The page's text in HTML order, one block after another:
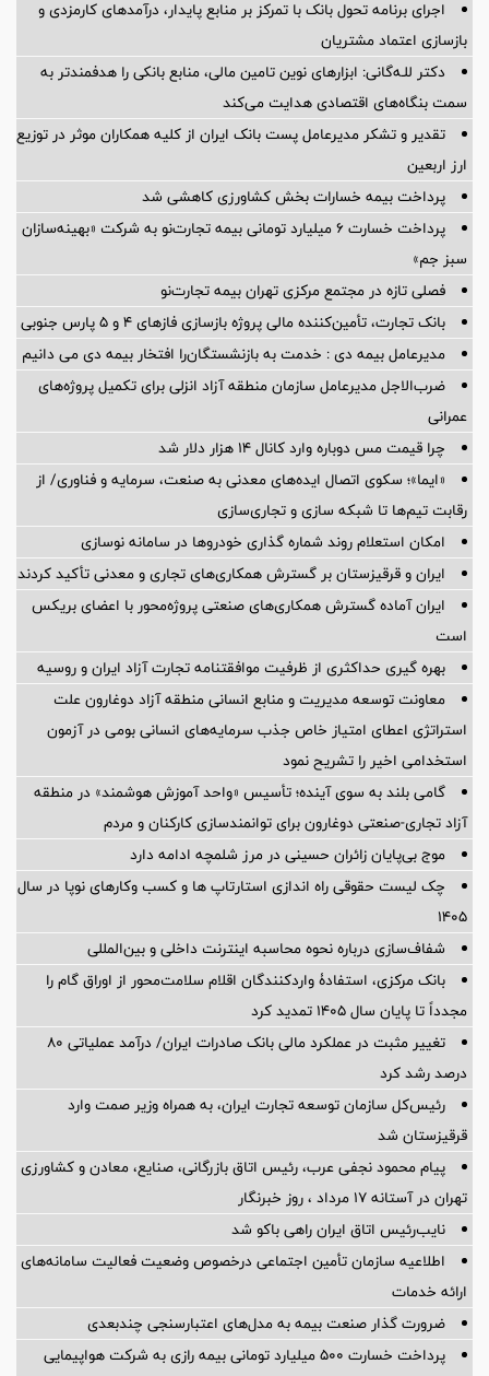
اجرای برنامه تحول بانک با تمرکز بر منابع پایدار، درآمدهای کارمزدی و
بازسازی اعتماد مشتریان
دکتر للـه‌گانی: ابزارهای نوین تامین مالی، منابع بانکی را هدفمندتر به
سمت بنگاه‌های اقتصادی هدایت می‌کند
تقدیر و تشکر مدیرعامل پست بانک ایران از کلیه همکاران موثر در توزیع
ارز اربعین
پرداخت بیمه خسارات بخش کشاورزی کاهشی شد
پرداخت خسارت ۶ میلیارد تومانی بیمه تجارت‌نو به شرکت «بهینه‌سازان
سبز جم»
فصلی تازه در مجتمع مرکزی تهران بیمه تجارت‌نو
بانک تجارت، تأمین‌کننده مالی پروژه بازسازی فازهای ۴ و ۵ پارس جنوبی
مدیرعامل بیمه دی : خدمت به بازنشستگان‌را افتخار بیمه دی می دانیم
ضرب‌الاجل مدیرعامل سازمان منطقه آزاد انزلی برای تكمیل پروژه‌های
عمرانی
چرا قیمت مس دوباره وارد کانال ۱۴ هزار دلار شد
«ایما»؛ سکوی اتصال ایده‌های معدنی به صنعت، سرمایه و فناوری/ از
رقابت تیم‌ها تا شبکه سازی و تجاری‌سازی
امکان استعلام روند شماره گذاری خودروها در سامانه نوسازی
ایران و قرقیزستان بر گسترش همکاری‌های تجاری و معدنی تأکید کردند
ایران آماده گسترش همکاری‌های صنعتی پروژه‌محور با اعضای بریکس
است
بهره گیری حداکثری از ظرفیت موافقتنامه تجارت آزاد ایران و روسیه
معاونت توسعه مدیریت و منابع انسانی منطقه آزاد دوغارون علت
استراتژی اعطای امتیاز خاص جذب سرمایه‌های انسانی بومی در آزمون
استخدامی اخیر را تشریح نمود
گامی بلند به سوی آینده؛ تأسیس «واحد آموزش هوشمند» در منطقه
آزاد تجاری-صنعتی دوغارون برای توانمندسازی کارکنان و مردم
موج بی‌پایان زائران حسینی در مرز شلمچه ادامه دارد
چک لیست حقوقی راه اندازی استارتاپ ها و کسب وکارهای نوپا در سال
۱۴۰۵
شفاف‌سازی درباره نحوه محاسبه اینترنت داخلی و بین‌المللی
بانک مرکزی، استفادۀ واردکنندگان اقلام سلامت‌محور از اوراق گام را
مجدداً تا پایان سال ۱۴۰۵ تمدید کرد
تغییر مثبت در عملکرد مالی بانک صادرات ایران/ درآمد عملیاتی 80
درصد رشد کرد
رئیس‌کل سازمان توسعه تجارت ایران، به همراه وزیر صمت وارد
قرقیزستان شد
پیام محمود نجفی عرب، رئیس اتاق بازرگانی، صنایع، معادن و کشاورزی
تهران در آستانه 17 مرداد ، روز خبرنگار
نایب‌رئیس اتاق ایران راهی باکو شد
اطلاعیه سازمان تأمین اجتماعی درخصوص وضعیت فعالیت سامانه‌های
ارائه خدمات
ضرورت گذار صنعت بیمه به مدل‌های اعتبارسنجی چندبعدی
پرداخت خسارت ۵۰۰ میلیارد تومانی بیمه رازی به شرکت هواپیمایی